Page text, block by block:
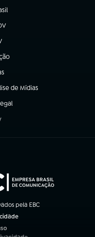
aba)
aba)
aba)
aba)
aba)
de Mídias
aba)
pela EBC
aba)